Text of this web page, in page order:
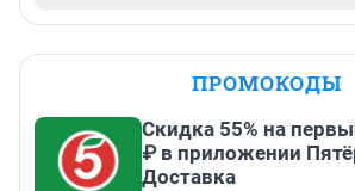
ПРОМОКОДЫ
Скидка 55% на
₽ в приложении
Доставка